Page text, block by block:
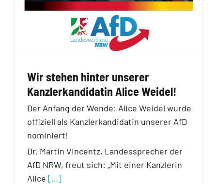
Wir stehen hinter unserer
Kanzlerkandidatin Alice Weidel!
Der Anfang der Wende: Alice Weidel wurde
offiziell als Kanzlerkandidatin unserer AfD
nominiert!
Dr. Martin Vincentz, Landessprecher der
AfD NRW, freut sich: „Mit einer Kanzlerin
Alice […]